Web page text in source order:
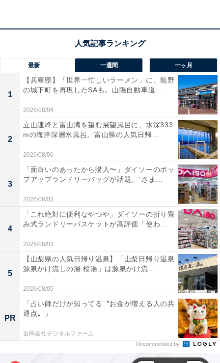
最新 一週間 一ヶ月
1
【兵庫県】「世界一忙しいラーメン」に、龍野
の城下町を再現したSAも。山陽自動車道...
2026/08/04
2
立山連峰と富山湾を望む展望風呂に、水深333
mの海洋深層水風呂。富山県の人気日帰...
2026/08/06
3
「面白いのあったから購入〜」ダイソーのポッ
プアップランドリーバッグが話題。“さま...
2026/08/03
4
「これ絶対に便利なやつや」ダイソーの折り畳
み式ランドリーバスケットが高評価「使わ...
2026/08/03
5
【山梨県の人気日帰り温泉】「山梨日帰り温泉
源泉かけ流しの湯 桜湯」は源泉かけ流...
2026/08/05
PR
「占い師だけが知ってる〝お金が増える人の共
通点〟」
合同会社デジタルファーム
Recommended by